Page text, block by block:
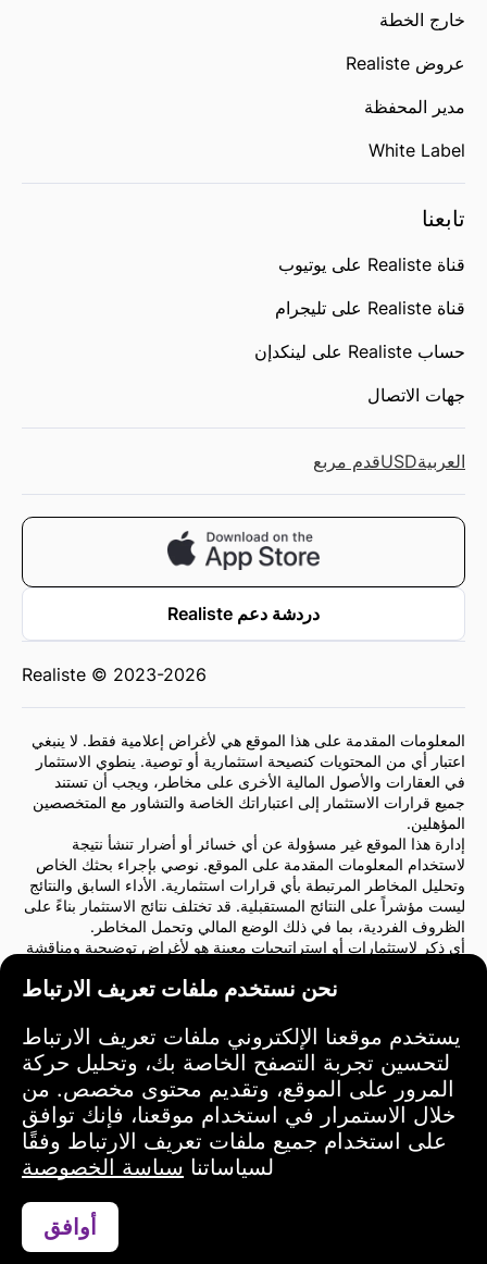
نحن نستخدم ملفات تعريف الارتباط
يستخدم موقعنا الإلكتروني ملفات تعريف الارتباط
لتحسين تجربة التصفح الخاصة بك، وتحليل حركة
المرور على الموقع، وتقديم محتوى مخصص. من
خلال الاستمرار في استخدام موقعنا، فإنك توافق
على استخدام جميع ملفات تعريف الارتباط وفقًا
لسياساتنا سياسة الخصوصية
أوافق
خارج الخطة
عروض Realiste
مدير المحفظة
White Label
تابعنا
قناة Realiste على يوتيوب
قناة Realiste على تليجرام
حساب Realiste على لينكدإن
جهات الاتصال
العربيةUSDقدم مربع
دردشة دعم Realiste
Realiste © 2023-2026
المعلومات المقدمة على هذا الموقع هي لأغراض إعلامية فقط. لا ينبغي
اعتبار أي من المحتويات كنصيحة استثمارية أو توصية. ينطوي الاستثمار
في العقارات والأصول المالية الأخرى على مخاطر، ويجب أن تستند
جميع قرارات الاستثمار إلى اعتباراتك الخاصة والتشاور مع المتخصصين
المؤهلين.
إدارة هذا الموقع غير مسؤولة عن أي خسائر أو أضرار تنشأ نتيجة
لاستخدام المعلومات المقدمة على الموقع. نوصي بإجراء بحثك الخاص
وتحليل المخاطر المرتبطة بأي قرارات استثمارية. الأداء السابق والنتائج
ليست مؤشراً على النتائج المستقبلية. قد تختلف نتائج الاستثمار بناءً على
الظروف الفردية، بما في ذلك الوضع المالي وتحمل المخاطر.
أي ذكر لاستثمارات أو استراتيجيات معينة هو لأغراض توضيحية ومناقشة
قرارات استثمارية. أنت وحدك المسؤول عن أفعالك الاستثمارية
والمخاطر المرتبطة بها.
باستخدام هذا الموقع، فإنك توافق على أن إدارة الموقع ليست مسؤولة
عن أي خسائر أو أضرار مباشرة أو غير مباشرة ناتجة عن استخدام
المعلومات المقدمة على الموقع.
يرجى توخي الحذر والحكمة عند اتخاذ قرارات الاستثمار.
شروط الاستخدام